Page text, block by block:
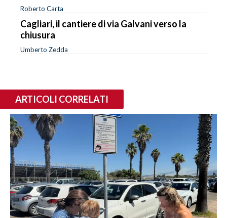
Roberto Carta
Cagliari, il cantiere di via Galvani verso la
chiusura
Umberto Zedda
ARTICOLI CORRELATI